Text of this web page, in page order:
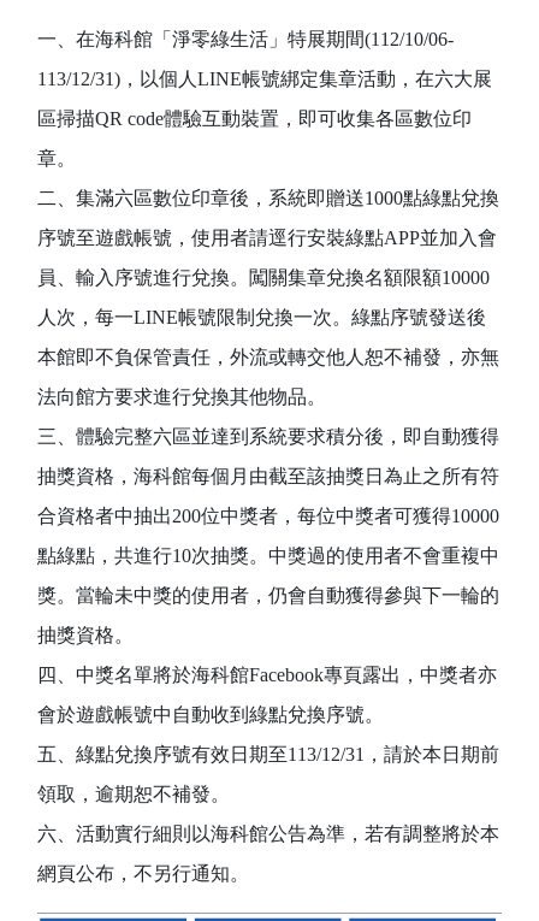
一、在海科館「淨零綠生活」特展期間(112/10/06-
113/12/31)，以個人LINE帳號綁定集章活動，在六大展
區掃描QR code體驗互動裝置，即可收集各區數位印
章。
二、集滿六區數位印章後，系統即贈送1000點綠點兌換
序號至遊戲帳號，使用者請逕行安裝綠點APP並加入會
員、輸入序號進行兌換。闖關集章兌換名額限額10000
人次，每一LINE帳號限制兌換一次。綠點序號發送後
本館即不負保管責任，外流或轉交他人恕不補發，亦無
法向館方要求進行兌換其他物品。
三、體驗完整六區並達到系統要求積分後，即自動獲得
抽獎資格，海科館每個月由截至該抽獎日為止之所有符
合資格者中抽出200位中獎者，每位中獎者可獲得10000
點綠點，共進行10次抽獎。中獎過的使用者不會重複中
獎。當輪未中獎的使用者，仍會自動獲得參與下一輪的
抽獎資格。
四、中獎名單將於海科館Facebook專頁露出，中獎者亦
會於遊戲帳號中自動收到綠點兌換序號。
五、綠點兌換序號有效日期至113/12/31，請於本日期前
領取，逾期恕不補發。
六、活動實行細則以海科館公告為準，若有調整將於本
網頁公布，不另行通知。